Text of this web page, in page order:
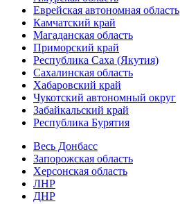
Еврейская автономная область
Камчатский край
Магаданская область
Приморский край
Республика Саха (Якутия)
Сахалинская область
Хабаровский край
Чукотский автономный округ
Забайкальский край
Республика Бурятия
Весь Донбасс
Запорожская область
Херсонская область
ЛНР
ДНР